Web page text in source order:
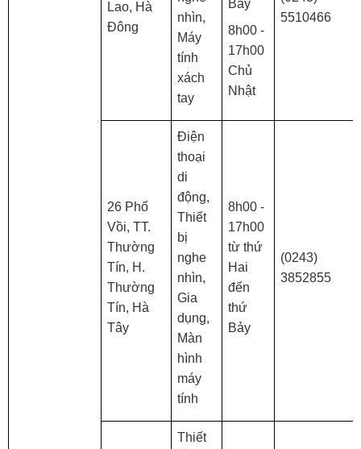
Lao, Hà
Đông
nhìn,
Máy
tính
xách
tay
Bảy
8h00 -
17h00
Chủ
Nhật
5510466
26 Phố
Vồi, TT.
Thường
Tín, H.
Thường
Tín, Hà
Tây
Điện
thoại
di
động,
Thiết
bị
nghe
nhìn,
Gia
dụng,
Màn
hình
máy
tính
8h00 -
17h00
từ thứ
Hai
đến
thứ
Bảy
(0243)
3852855
Thiết